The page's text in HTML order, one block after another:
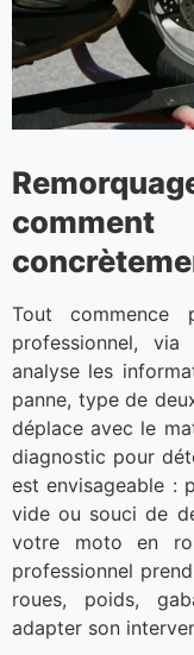
Tout
professionnel,
analyse les
panne, type de
déplace avec le
diagnostic pour
est envisageable :
vide ou souci de
votre moto en
professionnel
roues, poids,
adapter son